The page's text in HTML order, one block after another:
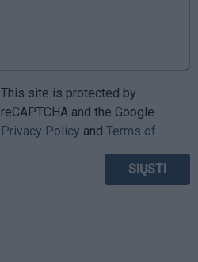
This site is protected by
reCAPTCHA and the Google
Privacy Policy and Terms of